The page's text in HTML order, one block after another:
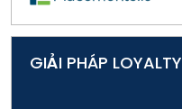
GIẢI PHÁP LOYALTY